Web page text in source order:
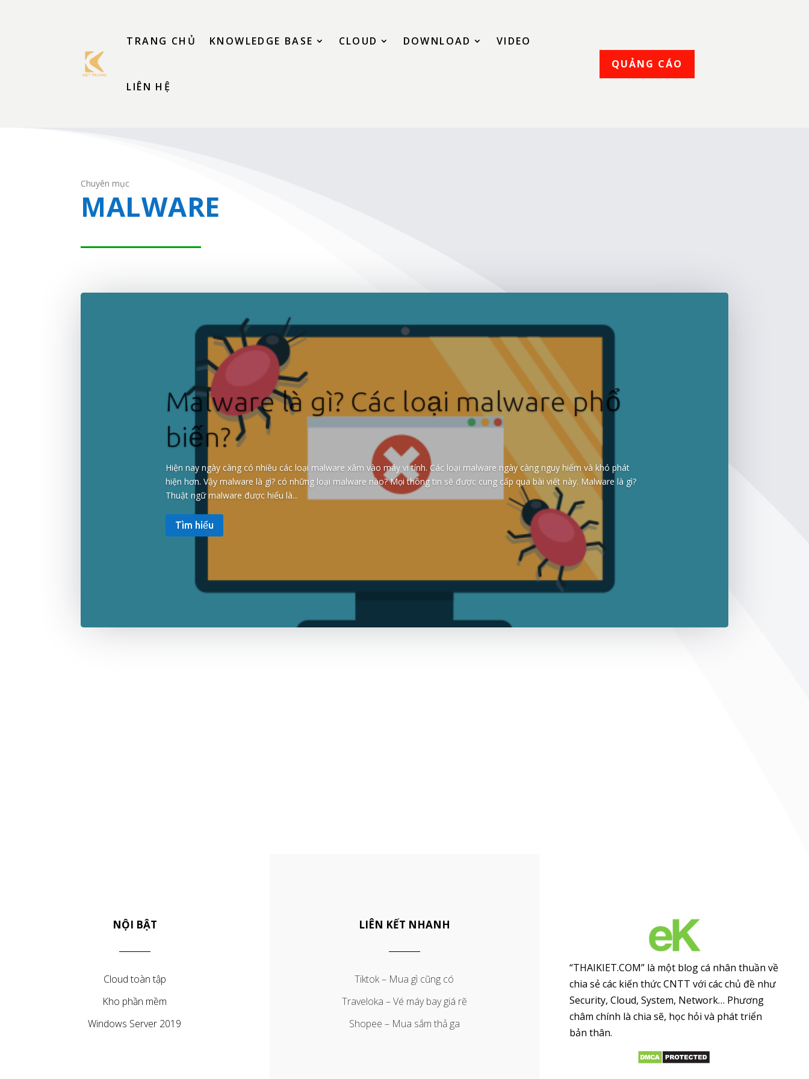
TRANG CHỦ KNOWLEDGE BASE CLOUD DOWNLOAD VIDEO
LIÊN HỆ
QUẢNG CÁO
Chuyên mục
MALWARE
Malware là gì? Các loại malware phổ
biến?
Hiện nay ngày càng có nhiều các loại malware xâm vào máy vi tính. Các loại malware ngày càng nguy hiểm và khó phát
hiện hơn. Vậy malware là gì? có những loại malware nào? Mọi thông tin sẽ được cung cấp qua bài viết này. Malware là gì?
Thuật ngữ malware được hiểu là...
Tìm hiểu
NỘI BẬT
Cloud toàn tập
Kho phần mềm
Windows Server 2019
LIÊN KẾT NHANH
Tiktok – Mua gì cũng có
Traveloka – Vé máy bay giá rẽ
Shopee – Mua sắm thả ga
“THAIKIET.COM” là một blog cá nhân thuần về
chia sẻ các kiến thức CNTT với các chủ đề như
Security, Cloud, System, Network… Phương
châm chính là chia sẽ, học hỏi và phát triển
bản thân.